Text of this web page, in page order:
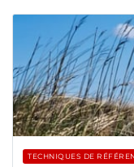
TECHNIQUES DE